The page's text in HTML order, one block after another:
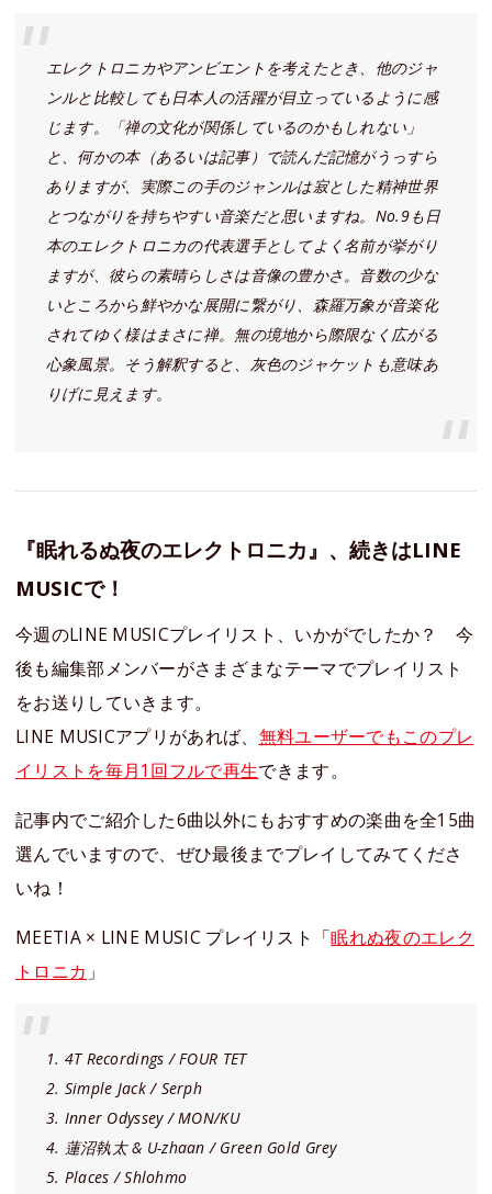
エレクトロニカやアンビエントを考えたとき、他のジャ
ンルと比較しても日本人の活躍が目立っているように感
じます。「禅の文化が関係しているのかもしれない」
と、何かの本（あるいは記事）で読んだ記憶がうっすら
ありますが、実際この手のジャンルは寂とした精神世界
とつながりを持ちやすい音楽だと思いますね。No.9も日
本のエレクトロニカの代表選手としてよく名前が挙がり
ますが、彼らの素晴らしさは音像の豊かさ。音数の少な
いところから鮮やかな展開に繋がり、森羅万象が音楽化
されてゆく様はまさに禅。無の境地から際限なく広がる
心象風景。そう解釈すると、灰色のジャケットも意味あ
りげに見えます。
『眠れるぬ夜のエレクトロニカ』、続きはLINE
MUSICで！
今週のLINE MUSICプレイリスト、いかがでしたか？ 今
後も編集部メンバーがさまざまなテーマでプレイリスト
をお送りしていきます。
LINE MUSICアプリがあれば、 無料ユーザーでもこのプレ
イリストを毎月1回フルで再生できます。
記事内でご紹介した6曲以外にもおすすめの楽曲を全15曲
選んでいますので、ぜひ最後までプレイしてみてくださ
いね！
MEETIA × LINE MUSIC プレイリスト「眠れぬ夜のエレク
トロニカ 」
1. 4T Recordings / FOUR TET
2. Simple Jack / Serph
3. Inner Odyssey / MON/KU
4. 蓮沼執太 & U-zhaan / Green Gold Grey
5. Places / Shlohmo